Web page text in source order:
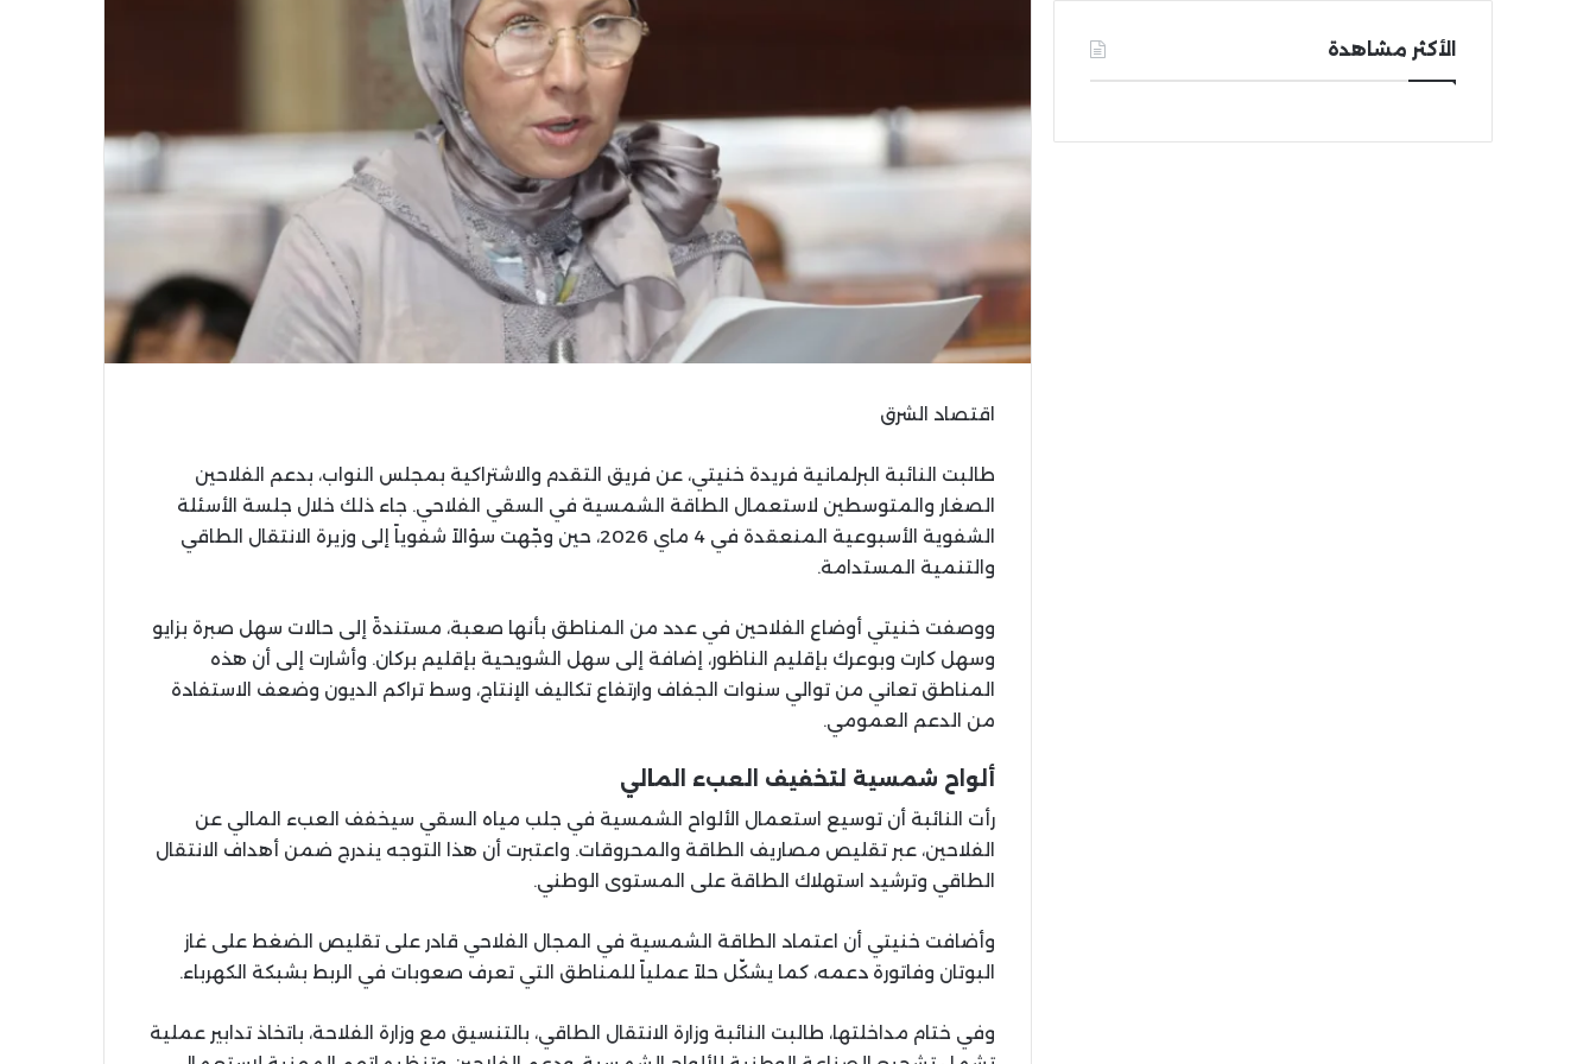
اقتصاد الشرق
طالبت النائبة البرلمانية فريدة خنيتي، عن فريق التقدم والاشتراكية بمجلس النواب، بدعم الفلاحين
الصغار والمتوسطين لاستعمال الطاقة الشمسية في السقي الفلاحي. جاء ذلك خلال جلسة الأسئلة
الشفوية الأسبوعية المنعقدة في 4 ماي 2026، حين وجّهت سؤالاً شفوياً إلى وزيرة الانتقال الطاقي
والتنمية المستدامة.
ووصفت خنيتي أوضاع الفلاحين في عدد من المناطق بأنها صعبة، مستندةً إلى حالات سهل صبرة بزايو
وسهل كارت وبوعرك بإقليم الناظور، إضافة إلى سهل الشويحية بإقليم بركان. وأشارت إلى أن هذه
المناطق تعاني من توالي سنوات الجفاف وارتفاع تكاليف الإنتاج، وسط تراكم الديون وضعف الاستفادة
من الدعم العمومي.
ألواح شمسية لتخفيف العبء المالي
رأت النائبة أن توسيع استعمال الألواح الشمسية في جلب مياه السقي سيخفف العبء المالي عن
الفلاحين، عبر تقليص مصاريف الطاقة والمحروقات. واعتبرت أن هذا التوجه يندرج ضمن أهداف الانتقال
الطاقي وترشيد استهلاك الطاقة على المستوى الوطني.
وأضافت خنيتي أن اعتماد الطاقة الشمسية في المجال الفلاحي قادر على تقليص الضغط على غاز
البوتان وفاتورة دعمه، كما يشكّل حلاً عملياً للمناطق التي تعرف صعوبات في الربط بشبكة الكهرباء.
وفي ختام مداخلتها، طالبت النائبة وزارة الانتقال الطاقي، بالتنسيق مع وزارة الفلاحة، باتخاذ تدابير عملية
الأكثر مشاهدة